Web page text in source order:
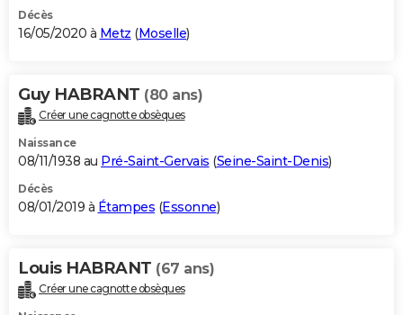
Décès
16/05/2020 à Metz (Moselle)
Guy HABRANT (80 ans)
Créer une cagnotte obsèques
Naissance
08/11/1938 au Pré-Saint-Gervais (Seine-Saint-Denis)
Décès
08/01/2019 à Étampes (Essonne)
Louis HABRANT (67 ans)
Créer une cagnotte obsèques